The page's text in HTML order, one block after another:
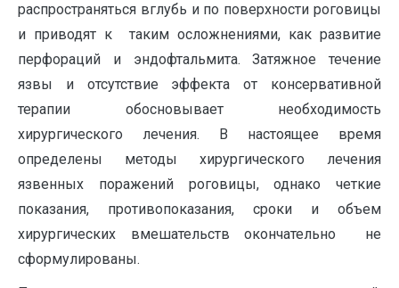
распространяться вглубь и по поверхности роговицы
и приводят к таким осложнениями, как развитие
перфораций и эндофтальмита. Затяжное течение
язвы и отсутствие эффекта от консервативной
терапии обосновывает необходимость
хирургического лечения. В настоящее время
определены методы хирургического лечения
язвенных поражений роговицы, однако четкие
показания, противопоказания, сроки и объем
хирургических вмешательств окончательно не
сформулированы.